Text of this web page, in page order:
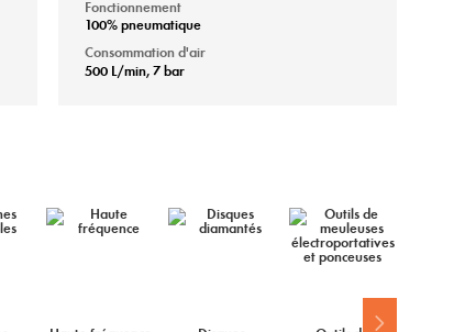
Fonctionnement
100% pneumatique
Consommation d'air
500 L/min, 7 bar